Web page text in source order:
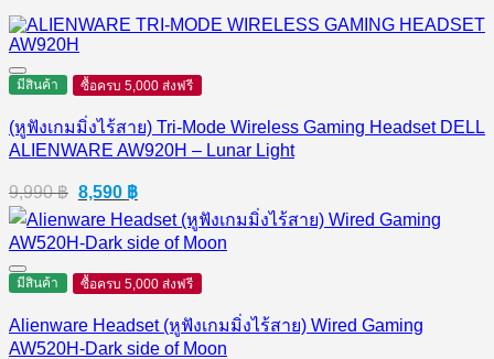
มีสินค้า ซื้อครบ 5,000 ส่งฟรี
(หูฟังเกมมิ่งไร้สาย) Tri-Mode Wireless Gaming Headset DELL
ALIENWARE AW920H – Lunar Light
9,990฿ Original
price
was:
9,990 ฿.
8,590 ฿Current
price
is:
8,590 ฿.
มีสินค้า ซื้อครบ 5,000 ส่งฟรี
Alienware Headset (หูฟังเกมมิ่งไร้สาย) Wired Gaming
AW520H-Dark side of Moon